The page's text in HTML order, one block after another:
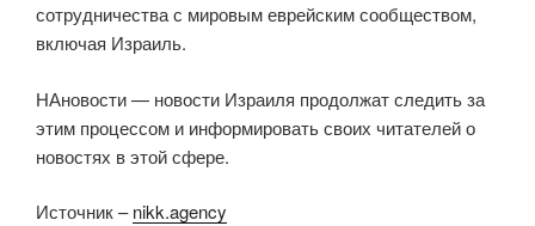
сотрудничества с мировым еврейским сообществом,
включая Израиль.
НАновости — новости Израиля продолжат следить за
этим процессом и информировать своих читателей о
новостях в этой сфере.
Источник –nikk.agency